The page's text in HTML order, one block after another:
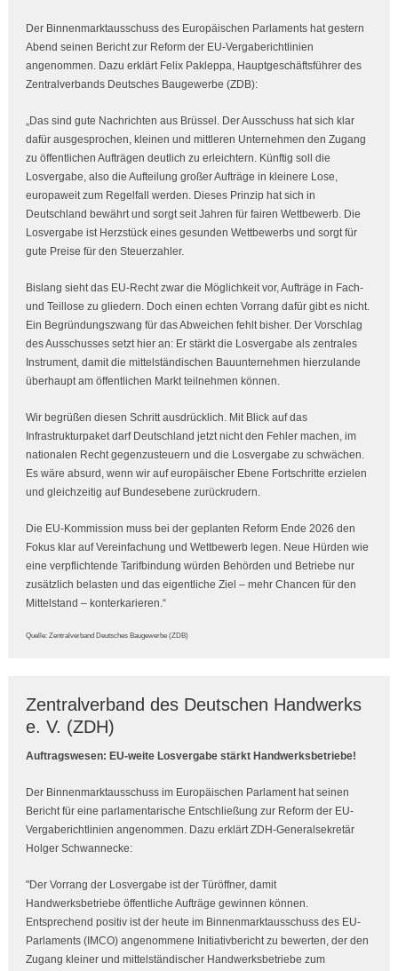
Der Binnenmarktausschuss des Europäischen Parlaments hat gestern
Abend seinen Bericht zur Reform der EU-Vergaberichtlinien
angenommen. Dazu erklärt Felix Pakleppa, Hauptgeschäftsführer des
Zentralverbands Deutsches Baugewerbe (ZDB):
„Das sind gute Nachrichten aus Brüssel. Der Ausschuss hat sich klar
dafür ausgesprochen, kleinen und mittleren Unternehmen den Zugang
zu öffentlichen Aufträgen deutlich zu erleichtern. Künftig soll die
Losvergabe, also die Aufteilung großer Aufträge in kleinere Lose,
europaweit zum Regelfall werden. Dieses Prinzip hat sich in
Deutschland bewährt und sorgt seit Jahren für fairen Wettbewerb. Die
Losvergabe ist Herzstück eines gesunden Wettbewerbs und sorgt für
gute Preise für den Steuerzahler.
Bislang sieht das EU-Recht zwar die Möglichkeit vor, Aufträge in Fach-
und Teillose zu gliedern. Doch einen echten Vorrang dafür gibt es nicht.
Ein Begründungszwang für das Abweichen fehlt bisher. Der Vorschlag
des Ausschusses setzt hier an: Er stärkt die Losvergabe als zentrales
Instrument, damit die mittelständischen Bauunternehmen hierzulande
überhaupt am öffentlichen Markt teilnehmen können.
Wir begrüßen diesen Schritt ausdrücklich. Mit Blick auf das
Infrastrukturpaket darf Deutschland jetzt nicht den Fehler machen, im
nationalen Recht gegenzusteuern und die Losvergabe zu schwächen.
Es wäre absurd, wenn wir auf europäischer Ebene Fortschritte erzielen
und gleichzeitig auf Bundesebene zurückrudern.
Die EU-Kommission muss bei der geplanten Reform Ende 2026 den
Fokus klar auf Vereinfachung und Wettbewerb legen. Neue Hürden wie
eine verpflichtende Tarifbindung würden Behörden und Betriebe nur
zusätzlich belasten und das eigentliche Ziel – mehr Chancen für den
Mittelstand – konterkarieren.“
Quelle: Zentralverband Deutsches Baugewerbe (ZDB)
Zentralverband des Deutschen Handwerks
e. V. (ZDH)
Auftragswesen: EU-weite Losvergabe stärkt Handwerksbetriebe!
Der Binnenmarktausschuss im Europäischen Parlament hat seinen
Bericht für eine parlamentarische Entschließung zur Reform der EU-
Vergaberichtlinien angenommen. Dazu erklärt ZDH-Generalsekretär
Holger Schwannecke:
"Der Vorrang der Losvergabe ist der Türöffner, damit
Handwerksbetriebe öffentliche Aufträge gewinnen können.
Entsprechend positiv ist der heute im Binnenmarktausschuss des EU-
Parlaments (IMCO) angenommene Initiativbericht zu bewerten, der den
Zugang kleiner und mittelständischer Handwerksbetriebe zum